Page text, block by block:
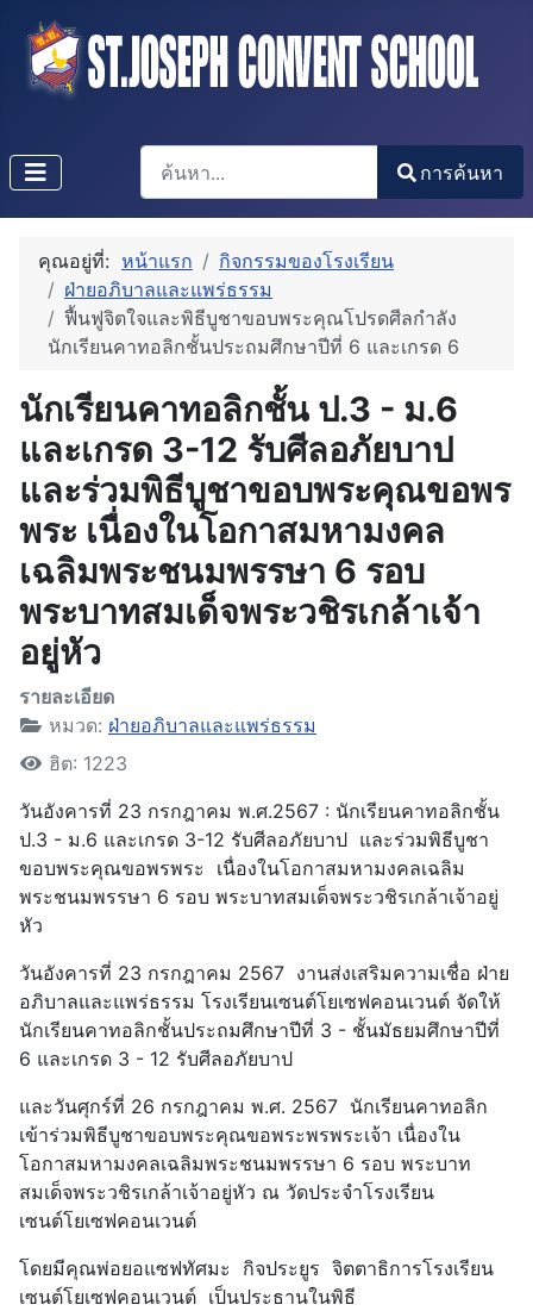
การค้นหา
Type 2 or more characters for results.
การค้นหา
คุณอยู่ที่: หน้าแรก
กิจกรรมของโรงเรียน
ฝ่ายอภิบาลและแพร่ธรรม
ฟื้นฟูจิตใจและพิธีบูชาขอบพระคุณโปรดศีลกำลัง
นักเรียนคาทอลิกชั้นประถมศึกษาปีที่ 6 และเกรด 6
นักเรียนคาทอลิกชั้น ป.3 - ม.6
และเกรด 3-12 รับศีลอภัยบาป
และร่วมพิธีบูชาขอบพระคุณขอพร
พระ เนื่องในโอกาสมหามงคล
เฉลิมพระชนมพรรษา 6 รอบ
พระบาทสมเด็จพระวชิรเกล้าเจ้า
อยู่หัว
รายละเอียด
หมวด: ฝ่ายอภิบาลและแพร่ธรรม
ฮิต: 1223
วันอังคารที่ 23 กรกฎาคม พ.ศ.2567 : นักเรียนคาทอลิกชั้น
ป.3 - ม.6 และเกรด 3-12 รับศีลอภัยบาป และร่วมพิธีบูชา
ขอบพระคุณขอพรพระ เนื่องในโอกาสมหามงคลเฉลิม
พระชนมพรรษา 6 รอบ พระบาทสมเด็จพระวชิรเกล้าเจ้าอยู่
หัว
วันอังคารที่ 23 กรกฎาคม 2567 งานส่งเสริมความเชื่อ ฝ่าย
อภิบาลและแพร่ธรรม โรงเรียนเซนต์โยเซฟคอนเวนต์ จัดให้
นักเรียนคาทอลิกชั้นประถมศึกษาปีที่ 3 - ชั้นมัธยมศึกษาปีที่
6 และเกรด 3 - 12 รับศีลอภัยบาป
และวันศุกร์ที่ 26 กรกฎาคม พ.ศ. 2567 นักเรียนคาทอลิก
เข้าร่วมพิธีบูชาขอบพระคุณขอพระพรพระเจ้า เนื่องใน
โอกาสมหามงคลเฉลิมพระชนมพรรษา 6 รอบ พระบาท
สมเด็จพระวชิรเกล้าเจ้าอยู่หัว ณ วัดประจำโรงเรียน
เซนต์โยเซฟคอนเวนต์
โดยมีคุณพ่อยอแซฟทัศมะ กิจประยูร จิตตาธิการโรงเรียน
เซนต์โยเซฟคอนเวนต์ เป็นประธานในพิธี